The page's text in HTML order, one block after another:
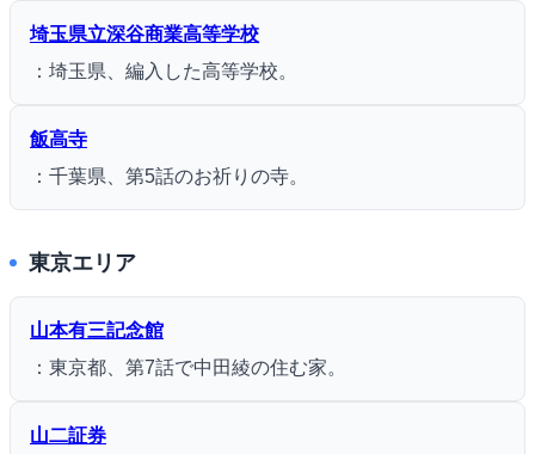
埼玉県立深谷商業高等学校
：埼玉県、編入した高等学校。
飯高寺
：千葉県、第5話のお祈りの寺。
東京エリア
山本有三記念館
：東京都、第7話で中田綾の住む家。
山二証券